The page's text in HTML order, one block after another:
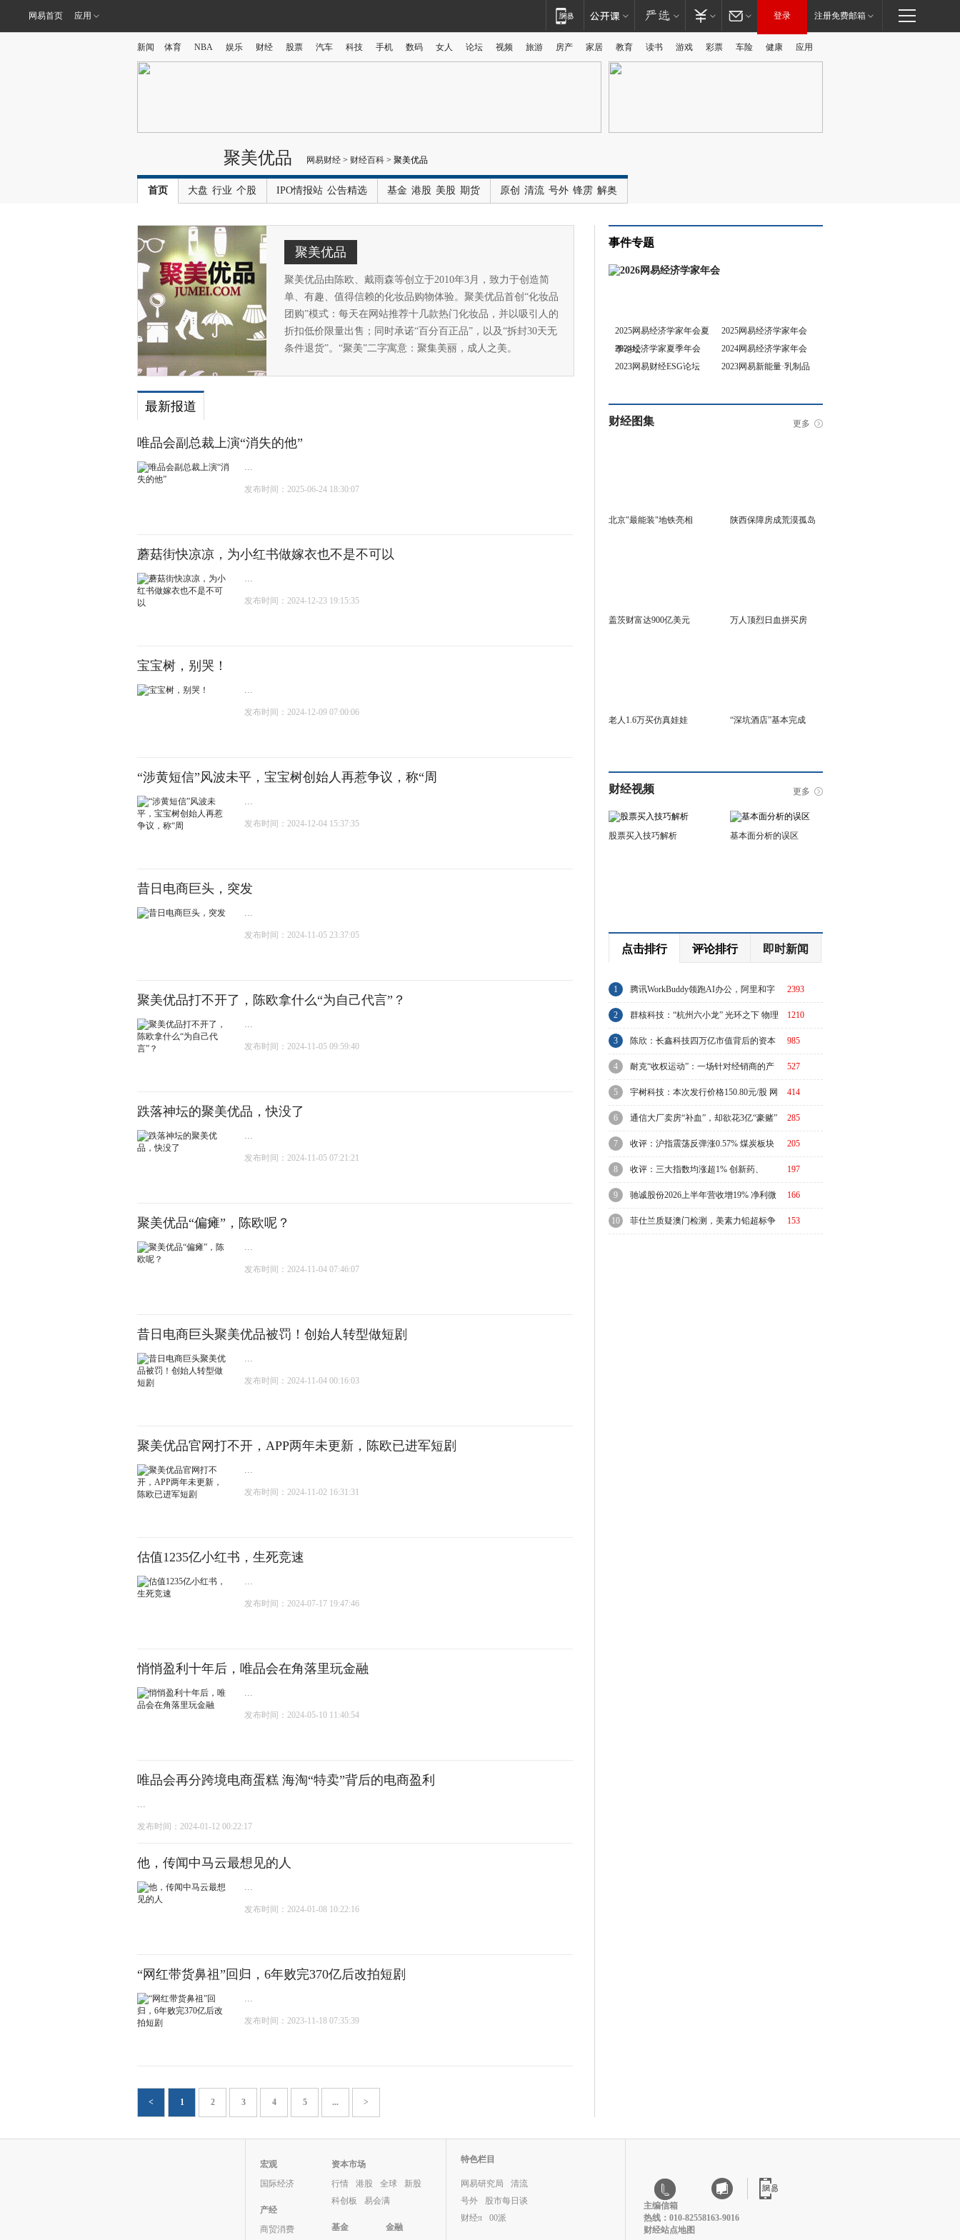
网易首页 应用 登录 注册免费邮箱
新闻 体育 NBA 娱乐 财经 股票 汽车 科技 手机 数码 女人 论坛 视频 旅游 房产 家居 教育 读书 游戏 彩票 车险 健康 应用
聚美优品 网易财经 > 财经百科 > 聚美优品
首页 大盘 行业 个股 IPO情报站 公告精选 基金 港股 美股 期货 原创 清流 号外 锋雳 解奥
聚美优品
聚美优品由陈欧、戴雨森等创立于2010年3月，致力于创造简
单、有趣、值得信赖的化妆品购物体验。聚美优品首创“化妆品
团购”模式：每天在网站推荐十几款热门化妆品，并以吸引人的
折扣低价限量出售；同时承诺“百分百正品”，以及“拆封30天无
条件退货”。“聚美”二字寓意：聚集美丽，成人之美。
最新报道
唯品会副总裁上演“消失的他”
...
发布时间：2025-06-24 18:30:07
蘑菇街快凉凉，为小红书做嫁衣也不是不可以
...
发布时间：2024-12-23 19:15:35
宝宝树，别哭！
...
发布时间：2024-12-09 07:00:06
“涉黄短信”风波未平，宝宝树创始人再惹争议，称“周
...
发布时间：2024-12-04 15:37:35
昔日电商巨头，突发
...
发布时间：2024-11-05 23:37:05
聚美优品打不开了，陈欧拿什么“为自己代言”？
...
发布时间：2024-11-05 09:59:40
跌落神坛的聚美优品，快没了
...
发布时间：2024-11-05 07:21:21
聚美优品“偏瘫”，陈欧呢？
...
发布时间：2024-11-04 07:46:07
昔日电商巨头聚美优品被罚！创始人转型做短剧
...
发布时间：2024-11-04 00:16:03
聚美优品官网打不开，APP两年未更新，陈欧已进军短剧
...
发布时间：2024-11-02 16:31:31
估值1235亿小红书，生死竞速
...
发布时间：2024-07-17 19:47:46
悄悄盈利十年后，唯品会在角落里玩金融
...
发布时间：2024-05-10 11:40:54
唯品会再分跨境电商蛋糕 海淘“特卖”背后的电商盈利
...
发布时间：2024-01-12 00:22:17
他，传闻中马云最想见的人
...
发布时间：2024-01-08 10:22:16
“网红带货鼻祖”回归，6年败完370亿后改拍短剧
...
发布时间：2023-11-18 07:35:39
< 1 2 3 4 5 ... >
事件专题
2025网易经济学家年会夏
季论坛
2025网易经济学家年会
2024经济学家夏季年会
2024网易经济学家年会
2023网易财经ESG论坛
2023网易新能量·乳制品
财经图集 更多
北京"最能装"地铁亮相 陕西保障房成荒漠孤岛
盖茨财富达900亿美元 万人顶烈日血拼买房
老人1.6万买仿真娃娃 “深坑酒店”基本完成
财经视频 更多
股票买入技巧解析 基本面分析的误区
点击排行 评论排行 即时新闻
2393
1 腾讯WorkBuddy领跑AI办公，阿里和字
节急了？ 1210
2 群核科技：“杭州六小龙” 光环之下 物理
AI故事有水分吗？ 985
3 陈欣：长鑫科技四万亿市值背后的资本
与周期 527
4 耐克“收权运动”：一场针对经销商的产
业链价值重估 414
5 宇树科技：本次发行价格150.80元/股 网
上申购日为8月10日 285
6 通信大厂卖房“补血”，却欲花3亿“豪赌”
205
7 收评：沪指震荡反弹涨0.57% 煤炭板块
集体走强 197
8 收评：三大指数均涨超1% 创新药、
CRO概念全线走强 166
9 驰诚股份2026上半年营收增19% 净利微
增3% 153
10 菲仕兰质疑澳门检测，美素力铅超标争
宏观
国际经济
产经
商贸消费
资本市场
行情
港股 全球
新股
科创板
易会满
基金 金融
特色栏目
网易研究局
清流
号外
股市每日谈
财经π
00派
主编信箱
热线：010-82558163-9016
财经站点地图